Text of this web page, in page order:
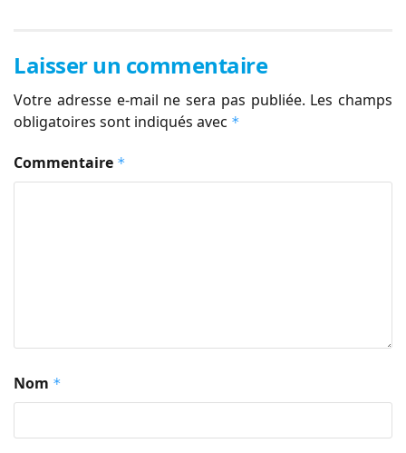
Laisser un commentaire
Votre adresse e-mail ne sera pas publiée. Les champs
obligatoires sont indiqués avec *
Commentaire *
Nom *